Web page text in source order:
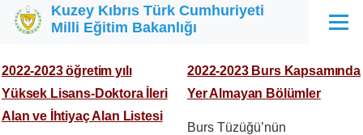
Ana içeriğe atla
Kuzey Kıbrıs Türk Cumhuriyeti
Milli Eğitim Bakanlığı
Menü
2022-2023 öğretim yılı
Yüksek Lisans-Doktora İleri
Alan ve İhtiyaç Alan Listesi
2022-2023 Burs Kapsamında
Yer Almayan Bölümler
Burs Tüzüğü’nün